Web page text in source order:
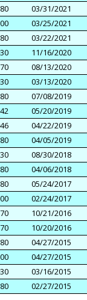
03/31/2021
03/25/2021
03/22/2021
11/16/2020
08/13/2020
03/13/2020
07/08/2019
05/20/2019
04/22/2019
04/05/2019
08/30/2018
04/06/2018
05/24/2017
02/24/2017
10/21/2016
10/20/2016
04/27/2015
04/27/2015
03/16/2015
02/27/2015